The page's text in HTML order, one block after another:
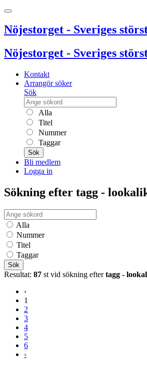
Nöjestorget - Sveriges
Nöjestorget - Sveriges
Kontakt
Arrangör söker
Sök
Alla
Titel
Nummer
Taggar
Sök
Bli medlem
Logga in
Sökning efter tagg -
Alla
Nummer
Titel
Taggar
Sök
Resultat: 87 st vid sökning eftertagg -
‹
1
2
3
4
5
6
›